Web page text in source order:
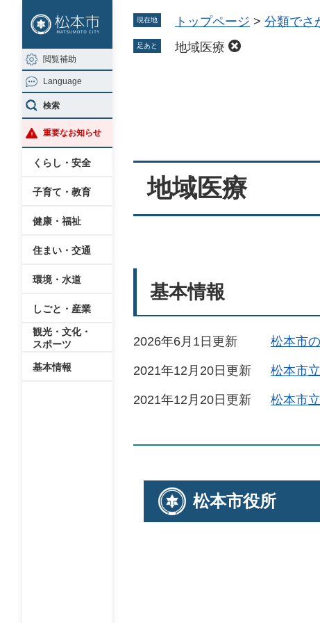
ジ
の
先
頭
で
す
ュ
ー
を
飛
ば
し
閲覧補助
Language
検索
重要なお知らせ
くらし・安全
子育て・教育
健康・福祉
住まい・交通
環境・水道
しごと・産業
観光・文化・
スポーツ
基本情報
現在地 トップページ > 分類でさ
足あと 地域医療
地域医療
基本情報
2026年6月1日更新 松本市
2021年12月20日更新 松本市
2021年12月20日更新 松本市
松本市役所